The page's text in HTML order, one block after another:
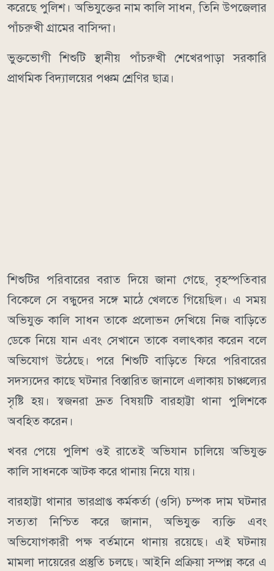
করেছে পুলিশ। অভিযুক্তের নাম কালি সাধন, তিনি উপজেলার
পাঁচরুখী গ্রামের বাসিন্দা।
ভুক্তভোগী শিশুটি স্থানীয় পাঁচরুখী শেখেরপাড়া সরকারি
প্রাথমিক বিদ্যালয়ের পঞ্চম শ্রেণির ছাত্র।
শিশুটির পরিবারের বরাত দিয়ে জানা গেছে, বৃহস্পতিবার
বিকেলে সে বন্ধুদের সঙ্গে মাঠে খেলতে গিয়েছিল। এ সময়
অভিযুক্ত কালি সাধন তাকে প্রলোভন দেখিয়ে নিজ বাড়িতে
ডেকে নিয়ে যান এবং সেখানে তাকে বলাৎকার করেন বলে
অভিযোগ উঠেছে। পরে শিশুটি বাড়িতে ফিরে পরিবারের
সদস্যদের কাছে ঘটনার বিস্তারিত জানালে এলাকায় চাঞ্চল্যের
সৃষ্টি হয়। স্বজনরা দ্রুত বিষয়টি বারহাট্টা থানা পুলিশকে
অবহিত করেন।
খবর পেয়ে পুলিশ ওই রাতেই অভিযান চালিয়ে অভিযুক্ত
কালি সাধনকে আটক করে থানায় নিয়ে যায়।
বারহাট্টা থানার ভারপ্রাপ্ত কর্মকর্তা (ওসি) চম্পক দাম ঘটনার
সত্যতা নিশ্চিত করে জানান, অভিযুক্ত ব্যক্তি এবং
অভিযোগকারী পক্ষ বর্তমানে থানায় রয়েছে। এই ঘটনায়
মামলা দায়েরের প্রস্তুতি চলছে। আইনি প্রক্রিয়া সম্পন্ন করে এ